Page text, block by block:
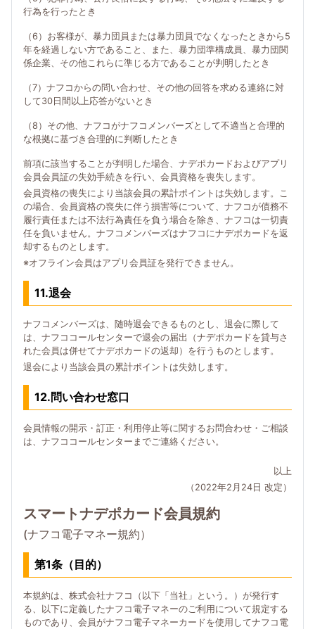
行為を行ったとき
（6）お客様が、暴力団員または暴力団員でなくなったときから5
年を経過しない方であること、また、暴力団準構成員、暴力団関
係企業、その他これらに準じる方であることが判明したとき
（7）ナフコからの問い合わせ、その他の回答を求める連絡に対
して30日間以上応答がないとき
（8）その他、ナフコがナフコメンバーズとして不適当と合理的
な根拠に基づき合理的に判断したとき
前項に該当することが判明した場合、ナデポカードおよびアプリ
会員会員証の失効手続きを行い、会員資格を喪失します。
会員資格の喪失により当該会員の累計ポイントは失効します。こ
の場合、会員資格の喪失に伴う損害等について、ナフコが債務不
履行責任または不法行為責任を負う場合を除き、ナフコは一切責
任を負いません。ナフコメンバーズはナフコにナデポカードを返
却するものとします。
※オフライン会員はアプリ会員証を発行できません。
11.退会
ナフコメンバーズは、随時退会できるものとし、退会に際して
は、ナフココールセンターで退会の届出（ナデポカードを貸与さ
れた会員は併せてナデポカードの返却）を行うものとします。
退会により当該会員の累計ポイントは失効します。
12.問い合わせ窓口
会員情報の開示・訂正・利用停止等に関するお問合わせ・ご相談
は、ナフココールセンターまでご連絡ください。
以上
（2022年2月24日 改定）
スマートナデポカード会員規約
(ナフコ電子マネー規約）
第1条（目的）
本規約は、株式会社ナフコ（以下「当社」という。）が発行す
る、以下に定義したナフコ電子マネーのご利用について規定する
ものであり、会員がナフコ電子マネーカードを使用してナフコ電